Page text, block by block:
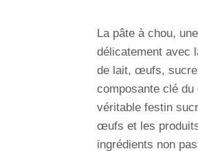
La pâte à chou,
délicatement avec
de lait, œufs,
composante clé du
véritable festin
œufs et les
ingrédients non